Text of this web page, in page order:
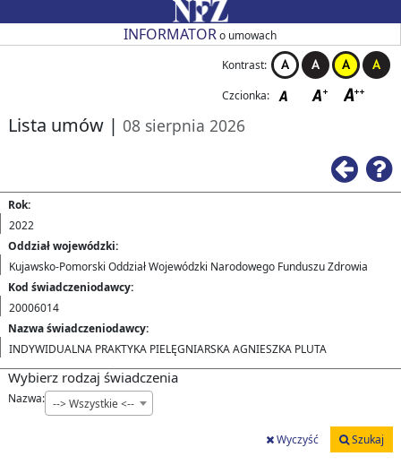
Przejdź do strony głównejINFORMATORo umowach
Kontrast:
Czcionka:
Lista umów | 08 sierpnia 2026
Rok:
2022
Oddział wojewódzki:
Kujawsko-Pomorski Oddział Wojewódzki Narodowego Funduszu Zdrowia
Kod świadczeniodawcy:
20006014
Nazwa świadczeniodawcy:
INDYWIDUALNA PRAKTYKA PIELĘGNIARSKA AGNIESZKA PLUTA
Wybierz rodzaj świadczenia
Nazwa: --> Wszystkie <--
Wyczyść Szukaj